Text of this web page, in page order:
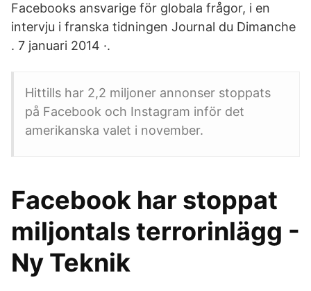
Facebooks ansvarige för globala frågor, i en
intervju i franska tidningen Journal du Dimanche
. 7 januari 2014 ·.
Hittills har 2,2 miljoner annonser stoppats
på Facebook och Instagram inför det
amerikanska valet i november.
Facebook har stoppat
miljontals terrorinlägg -
Ny Teknik